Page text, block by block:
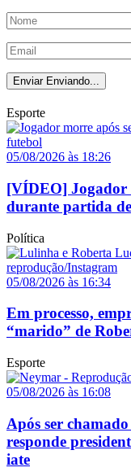
Enviar Enviando...
Esporte
05/08/2026 às 18:26
[VÍDEO] Jogador
durante partida
Política
05/08/2026 às 16:34
Em processo,
“marido” de
Esporte
05/08/2026 às 16:08
Após ser
responde
iate